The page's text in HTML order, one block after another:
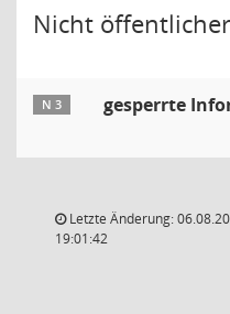
Nicht
N 3 gesperrte
Letzte Änderung:
19:01:42